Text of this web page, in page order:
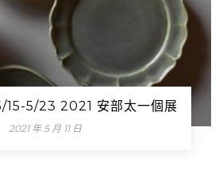
15-5/23 2021 安部太一個展
2021 年 5 月 11 日